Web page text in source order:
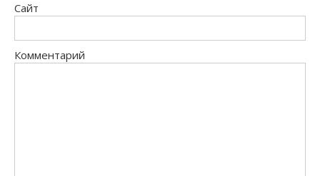
Сайт
Комментарий